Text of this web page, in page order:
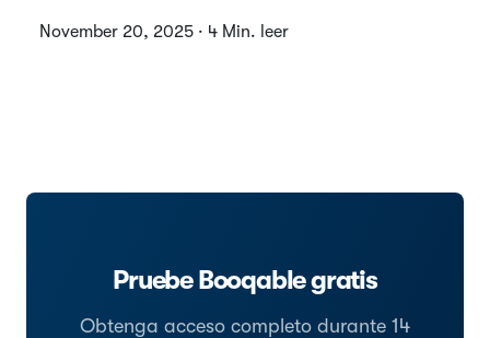
November 20, 2025 · 4 Min. leer
Pruebe Booqable gratis
Obtenga acceso completo durante 14